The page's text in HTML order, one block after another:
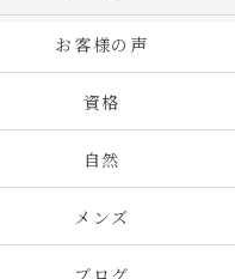
お客様の声
資格
自然
メンズ
ブログ